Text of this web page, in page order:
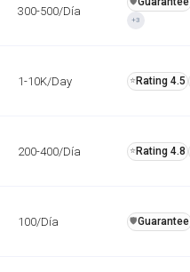
300-500/Día
+3
1-10K/Day ⭐ Rating 4.5
200-400/Día ⭐ Rating 4.8
100/Día ️🛡️Guarantee